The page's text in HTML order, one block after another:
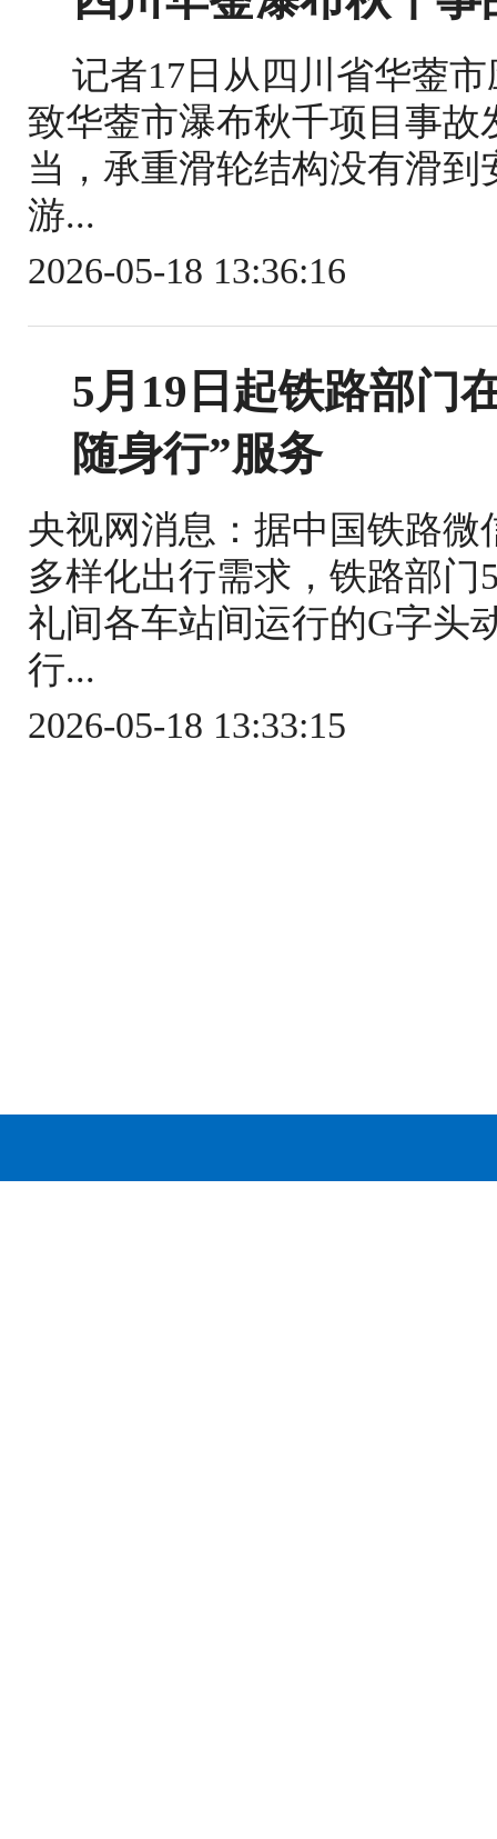
记者17日从四川省华蓥
致华蓥市瀑布秋千项目事
当，承重滑轮结构没有滑
游...
2026-05-18 13:36:16
5月19日起铁路部门
随身行”服务
央视网消息：据中国铁路
多样化出行需求，铁路部门
礼间各车站间运行的G字头
行...
2026-05-18 13:33:15